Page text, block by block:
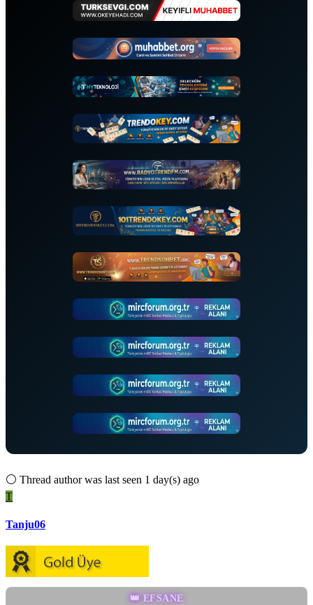
⚪ Thread author was last seen 1 day(s) ago
T
Tanju06
👑 EFSANE